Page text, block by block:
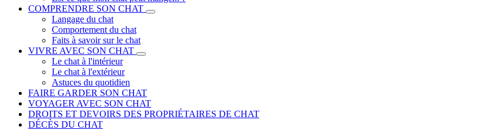
COMPRENDRE SON CHAT
Langage du chat
Comportement du chat
Faits à savoir sur le chat
VIVRE AVEC SON CHAT
Le chat à l'intérieur
Le chat à l'extérieur
Astuces du quotidien
FAIRE GARDER SON CHAT
VOYAGER AVEC SON CHAT
DROITS ET DEVOIRS DES PROPRIÉTAIRES DE CHAT
DÉCÈS DU CHAT